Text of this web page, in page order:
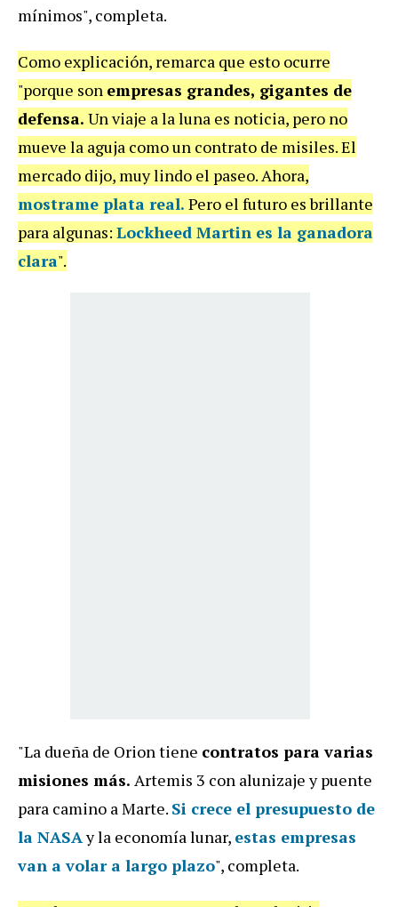
mínimos", completa.
Como explicación, remarca que esto ocurre
"porque son empresas grandes, gigantes de
defensa. Un viaje a la luna es noticia, pero no
mueve la aguja como un contrato de misiles. El
mercado dijo, muy lindo el paseo. Ahora,
mostrame plata real. Pero el futuro es brillante
para algunas: Lockheed Martin es la ganadora
clara".
"La dueña de Orion tiene contratos para varias
misiones más. Artemis 3 con alunizaje y puente
para camino a Marte. Si crece el presupuesto de
la NASAy la economía lunar, estas empresas
van a volar a largo plazo", completa.